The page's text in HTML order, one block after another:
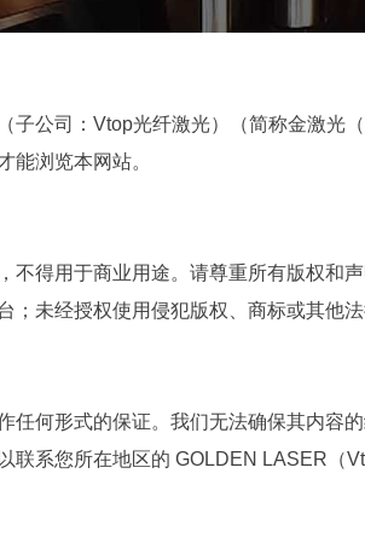
子公司：Vtop光纤激光）（简称金激光
能浏览本网站。
不得用于商业用途。请尊重所有版权和
；未经授权使用侵犯版权、商标或其他
任何形式的保证。我们无法确保其内容
联系您所在地区的 GOLDEN LASER（